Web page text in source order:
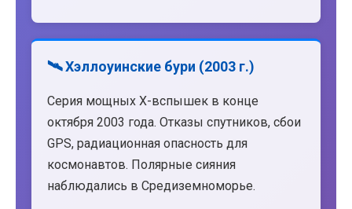
🛰️ Хэллоуинские бури (2003 г.)
Серия мощных X-вспышек в конце
октября 2003 года. Отказы спутников, сбои
GPS, радиационная опасность для
космонавтов. Полярные сияния
наблюдались в Средиземноморье.